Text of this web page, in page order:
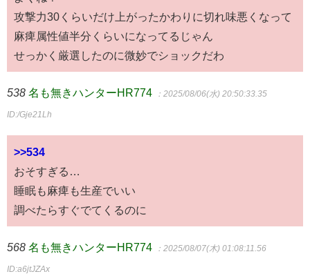
攻撃力30くらいだけ上がったかわりに切れ味悪くなって
麻痺属性値半分くらいになってるじゃん
せっかく厳選したのに微妙でショックだわ
538 名も無きハンターHR774 ：2025/08/06(水) 20:50:33.35
ID:/Gje21Lh
>>534
おそすぎる…
睡眠も麻痺も生産でいい
調べたらすぐでてくるのに
568 名も無きハンターHR774 ：2025/08/07(木) 01:08:11.56
ID:a6jtJZAx